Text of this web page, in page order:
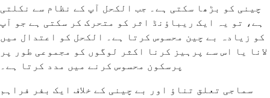
چینی کو بڑھا سکتی ہے۔ جب الکحل آپ کے نظام سے نکلتی
ہے، تو یہ ایک ریباؤنڈ اثر کو متحرک کر سکتی ہے جو آپ
کو زیادہ بے چین محسوس کرتا ہے۔ الکحل کو اعتدال میں
لانا یا اس سے پرہیز کرنا اکثر لوگوں کو مجموعی طور پر
پرسکون محسوس کرنے میں مدد کرتا ہے۔
سماجی تعلق تناؤ اور بے چینی کے خلاف ایک بفر فراہم